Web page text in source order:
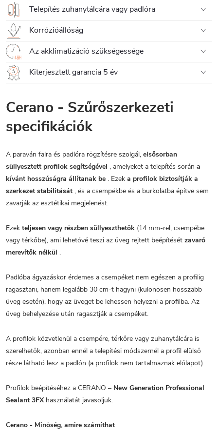
Telepítés zuhanytálcára vagy padlóra
Korrózióállóság
Az akklimatizáció szükségessége
Kiterjesztett garancia 5 év
Cerano - Szűrőszerkezeti
specifikációk
A paraván falra és padlóra rögzítésre szolgál, elsősorban
süllyesztett profilok segítségével , amelyeket a telepítés során a
kívánt hosszúságra állítanak be . Ezek a profilok biztosítják a
szerkezet stabilitását , és a csempékbe és a burkolatba építve sem
zavarják az esztétikai megjelenést.
Ezek teljesen vagy részben süllyeszthetők (14 mm-rel, csempébe
vagy térkőbe), ami lehetővé teszi az üveg rejtett beépítését zavaró
merevítők nélkül .
Padlóba ágyazáskor érdemes a csempéket nem egészen a profilig
ragasztani, hanem legalább 30 cm-t hagyni (különösen hosszabb
üveg esetén), hogy az üveget be lehessen helyezni a profilba. Az
üveg behelyezése után ragasztják a csempéket.
A profilok közvetlenül a csempére, térkőre vagy zuhanytálcára is
szerelhetők, azonban ennél a telepítési módszernél a profil elülső
része látható lesz a padlón (a profilok nem tartalmaznak előlapot).
Profilok beépítéséhez a CERANO – New Generation Professional
Sealant 3FXhasználatát javasoljuk.
Cerano - Minőség, amire számíthat